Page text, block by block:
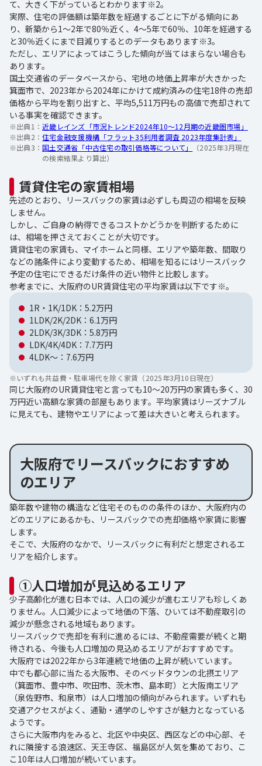
て、大きく下がっているとわかります※2。
実際、住宅の評価額は築年数を経過するごとに下がる傾向にあ
り、新築から1～2年で80％近く、4～5年で60％、10年を経過する
と30％近くにまで目減りするとのデータもあります※3。
ただし、エリアによってはこうした傾向が当てはまらない場合も
あります。
国土交通省のデータベースから、宅地の地価上昇率が大きかった
箕面市で、2023年から2024年にかけて成約済みの住宅18件の売却
価格から平均を割り出すと、平均5,511万円もの高値で売却されて
いる事実を確認できます。
※出典1：近畿レインズ「市況トレンド2024年10～12月期の近畿圏市場」
※出典2：住宅金融支援機構「フラット35利用者調査 2023年度集計表」
※出典3：国土交通省「中古住宅の取引価格等について」
（2025年3月現在
の検索結果より算出）
賃貸住宅の家賃相場
先述のとおり、リースバックの家賃は必ずしも周辺の相場を反映
しません。
しかし、ご自身の納得できるコストかどうかを判断するために
は、相場を押さえておくことが大切です。
賃貸住宅の家賃も、マイホームと同様、エリアや築年数、間取り
などの諸条件により変動するため、相場を知るにはリースバック
予定の住宅にできるだけ条件の近い物件と比較します。
参考までに、大阪府のUR賃貸住宅の平均家賃は以下です※。
1R・1K/1DK：5.2万円
1LDK/2K/2DK：6.1万円
2LDK/3K/3DK：5.8万円
LDK/4K/4DK：7.7万円
4LDK～：7.6万円
※いずれも共益費・駐車場代を除く家賃（2025年3月10日現在）
同じ大阪府のUR賃貸住宅と言っても10～20万円の家賃も多く、30
万円近い高額な家賃の部屋もあります。平均家賃はリーズナブル
に見えても、建物やエリアによって差は大きいと考えられます。
大阪府でリースバックにおすすめ
のエリア
築年数や建物の構造など住宅そのものの条件のほか、大阪府内の
どのエリアにあるかも、リースバックでの売却価格や家賃に影響
します。
そこで、大阪府のなかで、リースバックに有利だと想定されるエ
リアを紹介します。
①人口増加が見込めるエリア
少子高齢化が進む日本では、人口の減少が進むエリアも珍しくあ
りません。人口減少によって地価の下落、ひいては不動産取引の
減少が懸念される地域もあります。
リースバックで売却を有利に進めるには、不動産需要が続くと期
待される、今後も人口増加の見込めるエリアがおすすめです。
大阪府では2022年から3年連続で地価の上昇が続いています。
中でも都心部に当たる大阪市、そのベッドタウンの北摂エリア
（箕面市、豊中市、吹田市、茨木市、島本町）と大阪南エリア
（泉佐野市、和泉市）は人口増加の傾向がみられます。いずれも
交通アクセスがよく、通勤・通学のしやすさが魅力となっている
ようです。
さらに大阪市内をみると、北区や中央区、西区などの中心部、そ
れに隣接する浪速区、天王寺区、福島区が人気を集めており、こ
こ10年は人口増加が続いています。